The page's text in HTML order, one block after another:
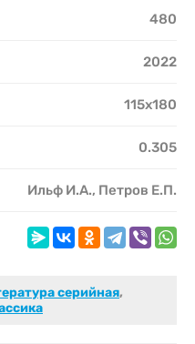
480
2022
115х180
0.305
Ильф И.А., Петров Е.П.
серийная,